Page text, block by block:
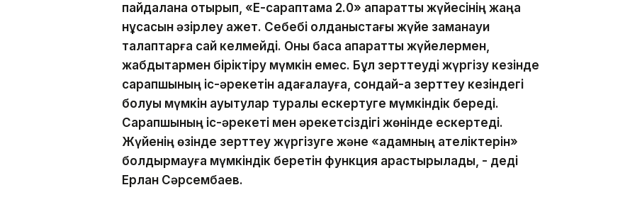
пайдалана отырып, «Е-сараптама 2.0» ақпараттық жүйесінің жаңа
нұсқасын әзірлеу қажет. Себебі қолданыстағы жүйе заманауи
талаптарға сай келмейді. Оны басқа ақпараттық жүйелермен,
жабдықтармен біріктіру мүмкін емес. Бұл зерттеуді жүргізу кезінде
сарапшының іс-әрекетін қадағалауға, сондай-ақ зерттеу кезіндегі
болуы мүмкін ауытқулар туралы ескертуге мүмкіндік береді.
Сарапшының іс-әрекеті мен әрекетсіздігі жөнінде ескертеді.
Жүйенің өзінде зерттеу жүргізуге және «адамның қателіктерін»
болдырмауға мүмкіндік беретін функция қарастырылады, - деді
Ерлан Сәрсембаев.